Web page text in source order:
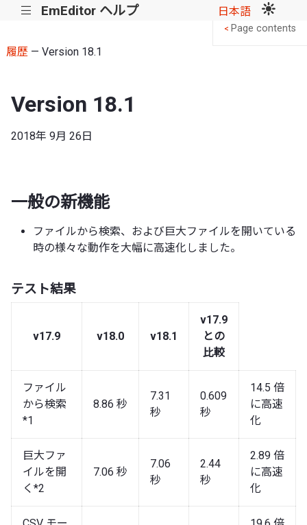
||| EmEditor ヘルプ 日本語
履歴 — Version 18.1
Version 18.1
2018年 9月 26日
一般の新機能
ファイルから検索、および巨大ファイルを開いている
時の様々な動作を大幅に高速化しました。
テスト結果
v17.9 v18.0 v18.1
v17.9
との
比較
ファイル
から検索
*1
8.86 秒
7.31
秒
0.609
秒
14.5 倍
に高速
化
巨大ファ
イルを開
く*2
7.06 秒
7.06
秒
2.44
秒
2.89 倍
に高速
化
< Page contents